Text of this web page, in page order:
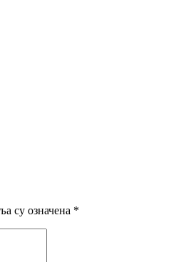
су означена *